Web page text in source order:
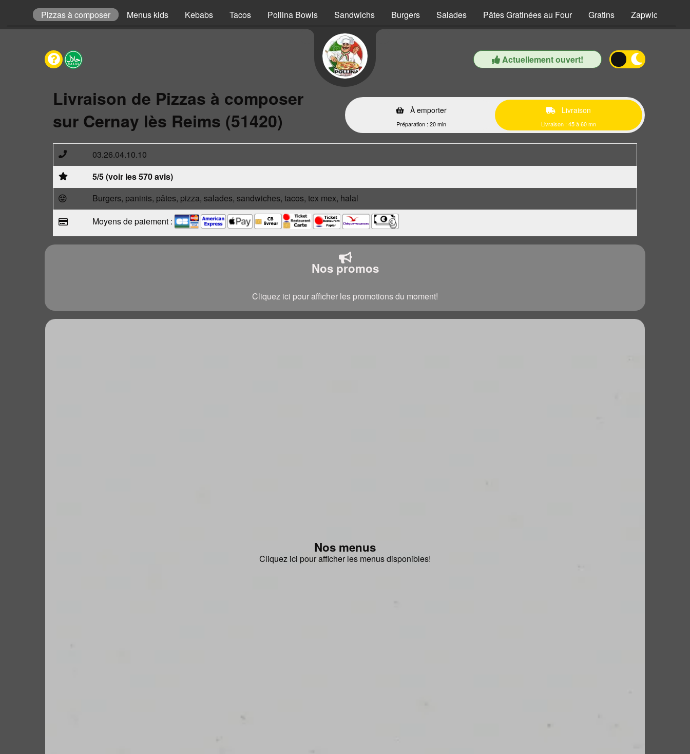
Pizzas à composer Menus kids Kebabs Tacos Pollina Bowls Sandwichs Burgers Salades Pâtes Gratinées au Four Gratins Zapwiches
Actuellement ouvert!
Livraison de Pizzas à composer
sur Cernay lès Reims (51420)
À emporter
Préparation : 20 min
Livraison
Livraison : 45 à 60 mn
03.26.04.10.10
5/5 (voir les 570 avis)
Burgers, paninis, pâtes, pizza, salades, sandwiches, tacos, tex mex, halal
Moyens de paiement :
Nos promos
Cliquez ici pour afficher les promotions du moment!
Nos menus
Cliquez ici pour afficher les menus disponibles!